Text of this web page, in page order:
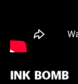
INK BOMB